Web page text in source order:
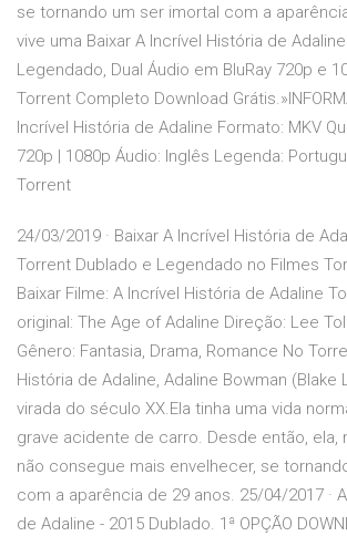
se tornando um ser imortal com a
vive uma Baixar A Incrível História de
Legendado, Dual Áudio em BluRay 720p e
Torrent Completo Download
Incrível História de Adaline Formato: MKV
720p | 1080p Áudio: Inglês Legenda:
Torrent
24/03/2019 · Baixar A Incrível História de
Torrent Dublado e Legendado no Filmes
Baixar Filme: A Incrível História de Adaline
original: The Age of Adaline Direção: Lee
Gênero: Fantasia, Drama, Romance No
História de Adaline, Adaline Bowman (Blake
virada do século XX.Ela tinha uma vida
grave acidente de carro. Desde então, ela,
não consegue mais envelhecer, se
com a aparência de 29 anos. 25/04/2017 ·
de Adaline - 2015 Dublado. 1ª OPÇÃO